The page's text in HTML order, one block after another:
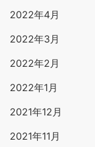
2022年4月
2022年3月
2022年2月
2022年1月
2021年12月
2021年11月